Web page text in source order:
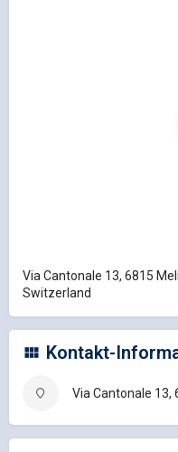
Via Cantonale 13, 6815
Switzerland
Kontakt-
Via Cantonale 13,